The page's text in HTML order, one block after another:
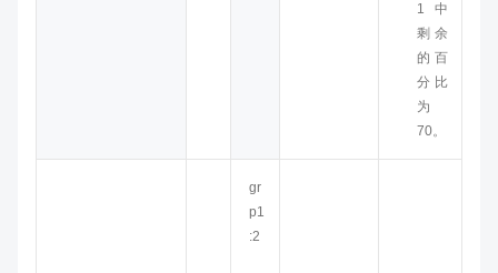
1中
剩余
的百
分比
为
70。
gr
p1
:2